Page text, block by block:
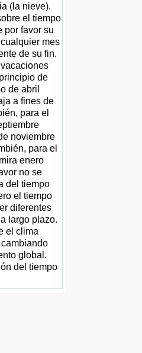
(la nieve).
el tiempo
por favor su
mes
de su fin.
de
de abril
a fines de
para el
noviembre
para el
enero
no se
del tiempo
el tiempo
diferentes
largo plazo.
el clima
global.
del tiempo